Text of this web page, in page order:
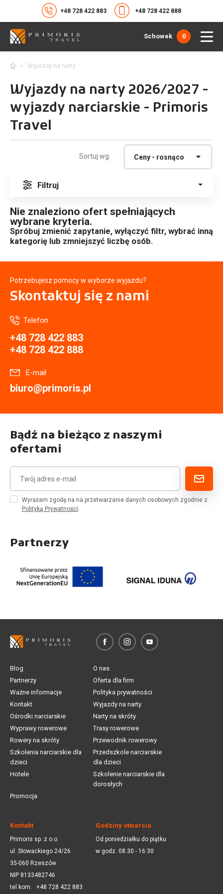
+48 728 422 883 +48 728 422 888
Schowek 0
> Wyjazdy na narty
Wyjazdy na narty 2026/2027 -
wyjazdy narciarskie - Primoris
Travel
Sortuj wg
Filtruj
Nie znaleziono ofert spełniających
wybrane kryteria.
Spróbuj zmienić zapytanie, wyłączyć filtr, wybrać inną
kategorię lub zmniejszyć liczbę osób.
Potrzebujesz pomocy w wyborze wyjazdu?
Skontaktuj się z nami
Telefon
+48 728 422 883
+48 728 422 888
E-mail
biuro@primoris.pl
Bądź na bieżąco z naszymi
ofertami
Wyrażam zgodę na na przetwarzanie danych osobowych zgodnie z
Polityką Prywatności.
Partnerzy
Blog
O nas
Partnerzy
Oferta dla firm
Ważne informacje
Polityka prywatności
Kontakt
Wyjazdy na narty
Ośrodki narciarskie
Narty na skróty
Wyprawy rowerowe
Trasy rowerowe
Rowery na skróty
Przewodnik rowerowy
Szkolenia narciarskie dla
dzieci
Przedszkole narciarskie
dla dzieci
Hotele
Szkolenie narciarskie dla
dorosłych
Promocja
Kontakt
Primoris sp. z o.o.
ul. Słowackiego 24/26
35-060 Rzeszów
NIP 8133482746
tel kom. +48 728 422 883
Godziny otwarcia
Od poniedziałku do piątku
w godz. 08:30 - 16:30